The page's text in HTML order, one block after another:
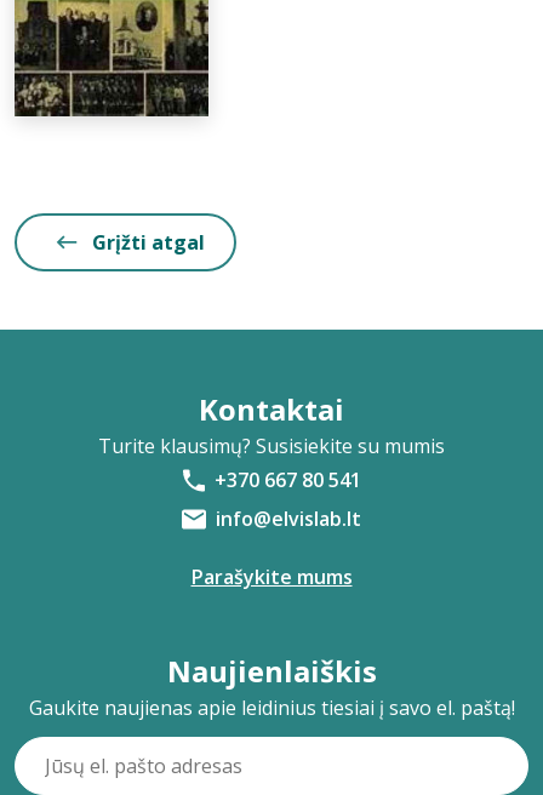
Grįžti atgal
Kontaktai
Turite klausimų? Susisiekite su mumis
+370 667 80 541
info@elvislab.lt
Parašykite mums
Naujienlaiškis
Gaukite naujienas apie leidinius tiesiai į savo el. paštą!